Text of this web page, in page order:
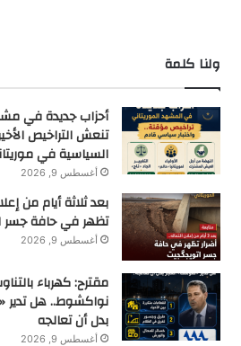
ولنا كلمة
أحزاب جديدة في
تنعش التراخيص
السياسية في
أغسطس 9, 2026
بعد ثلاثة أيام من
تظهر في حافة جسر
أغسطس 9, 2026
مقترح: كهرباء
نواكشوط.. هل تدير
بدل أن تعالجه
أغسطس 9, 2026